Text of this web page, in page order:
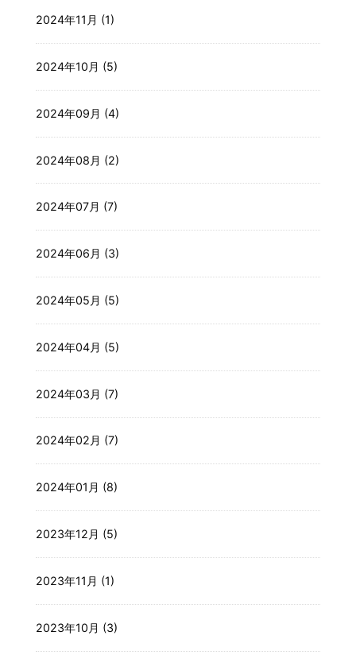
2024年11月 (1)
2024年10月 (5)
2024年09月 (4)
2024年08月 (2)
2024年07月 (7)
2024年06月 (3)
2024年05月 (5)
2024年04月 (5)
2024年03月 (7)
2024年02月 (7)
2024年01月 (8)
2023年12月 (5)
2023年11月 (1)
2023年10月 (3)